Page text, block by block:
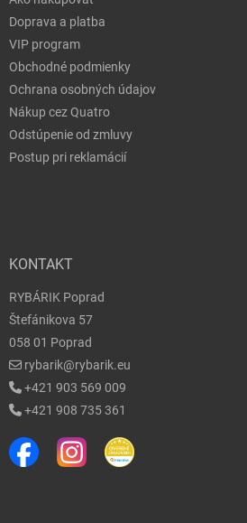
Doprava a platba
VIP program
Obchodné podmienky
Ochrana osobných údajov
Nákup cez Quatro
Odstúpenie od zmluvy
Postup pri reklamácií
KONTAKT
RYBÁRIK Poprad
Štefánikova 57
058 01 Poprad
rybarik@rybarik.eu
+421 903 569 009
+421 908 735 361